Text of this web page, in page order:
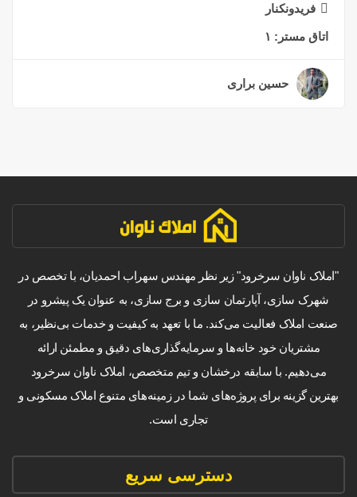
فریدونکنار
اتاق مستر: ۱
حسین براری
"املاک ناوان سرخرود" زیر نظر مهندس سهراب احمدیان، با تخصص در
شهرک سازی، آپارتمان سازی و برج سازی، به عنوان یک پیشرو در
صنعت املاک فعالیت می‌کند. ما با تعهد به کیفیت و خدمات بی‌نظیر، به
مشتریان خود خانه‌ها و سرمایه‌گذاری‌های دقیق و مطمئن ارائه
می‌دهیم. با سابقه درخشان و تیم متخصص، املاک ناوان سرخرود
بهترین گزینه برای پروژه‌های شما در زمینه‌های متنوع املاک مسکونی و
تجاری است.
دسترسی سریع